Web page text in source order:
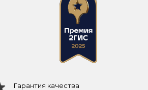
Гарантия качества